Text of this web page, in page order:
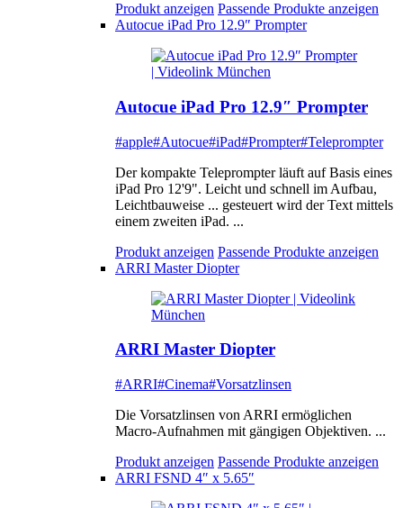
Produkt anzeigen Passende Produkte anzeigen
Autocue iPad Pro 12.9″ Prompter
Autocue iPad Pro 12.9″ Prompter
#apple#Autocue#iPad#Prompter#Teleprompter
Der kompakte Teleprompter läuft auf Basis eines
iPad Pro 12'9". Leicht und schnell im Aufbau,
Leichtbauweise ... gesteuert wird der Text mittels
einem zweiten iPad. ...
Produkt anzeigen Passende Produkte anzeigen
ARRI Master Diopter
ARRI Master Diopter
#ARRI#Cinema#Vorsatzlinsen
Die Vorsatzlinsen von ARRI ermöglichen
Macro-Aufnahmen mit gängigen Objektiven. ...
Produkt anzeigen Passende Produkte anzeigen
ARRI FSND 4″ x 5.65″